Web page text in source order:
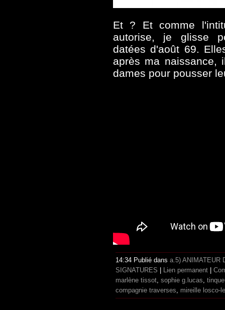
Et ? Et comme
autorise, je glisse
datées d'août 69.
après ma naissance,
dames pour pousser
14:34 Publié dans a.5) ANIMATEUR
SIGNATURES
Lien permanent
marlène tissot sophie g.lucas
compagnie traverses
mireille losco-